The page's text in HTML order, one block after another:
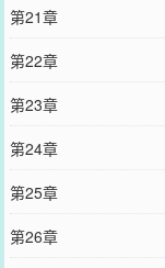
第21章
第22章
第23章
第24章
第25章
第26章